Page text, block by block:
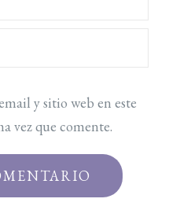
y sitio web en este
vez que comente.